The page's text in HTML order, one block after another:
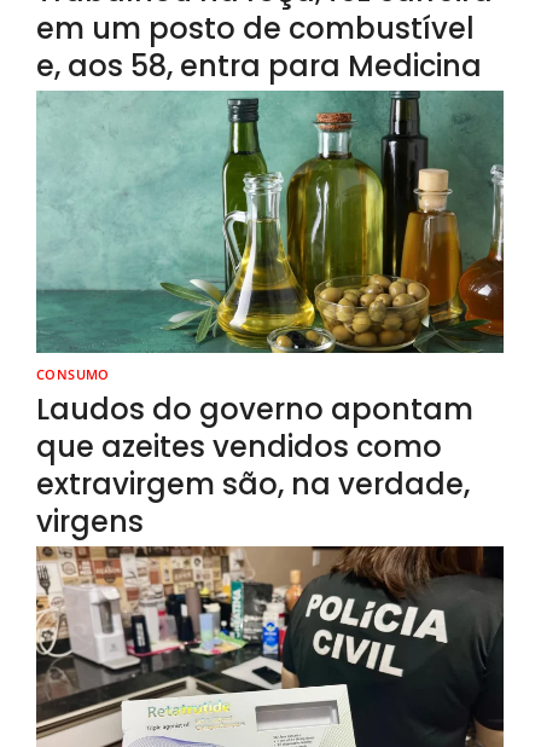
em um posto de combustível
e, aos 58, entra para Medicina
CONSUMO
Laudos do governo apontam
que azeites vendidos como
extravirgem são, na verdade,
virgens